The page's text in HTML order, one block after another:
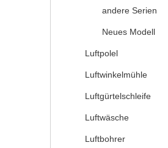
andere Serien
Neues Modell
Luftpolel
Luftwinkelmühle
Luftgürtelschleife
Luftwäsche
Luftbohrer